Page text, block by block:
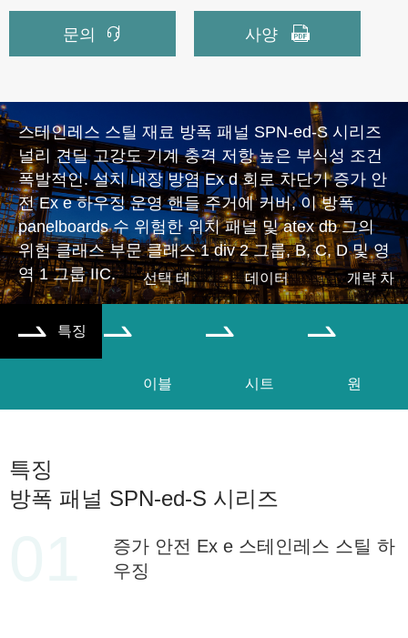
문의  사양 
스테인레스 스틸 재료 방폭 패널 SPN-ed-S 시리즈
널리 견딜 고강도 기계 충격 저항 높은 부식성 조건
폭발적인. 설치 내장 방염 Ex d 회로 차단기 증가 안
전 Ex e 하우징 운영 핸들 주거에 커버, 이 방폭
panelboards 수 위험한 위치 패널 및 atex db 그의
위험 클래스 부문 클래스 1 div 2 그룹, B, C, D 및 영
역 1 그룹 IIC.
 특징 
선택 테
이블

데이터
시트

개략 차
원
특징
방폭 패널 SPN-ed-S 시리즈
증가 안전 Ex e 스테인레스 스틸 하
우징